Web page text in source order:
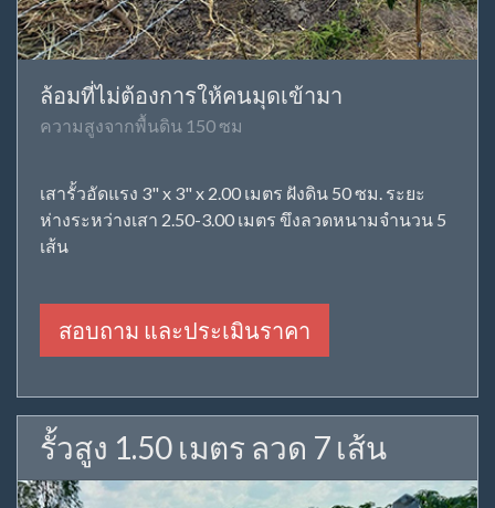
ล้อมที่ไม่ต้องการให้คนมุดเข้ามา
ความสูงจากพื้นดิน 150 ซม
เสารั้วอัดแรง 3" x 3" x 2.00 เมตร ฝังดิน 50 ซม. ระยะ
ห่างระหว่างเสา 2.50-3.00 เมตร ขึงลวดหนามจำนวน 5
เส้น
สอบถาม และประเมินราคา
รั้วสูง 1.50 เมตร ลวด 7 เส้น